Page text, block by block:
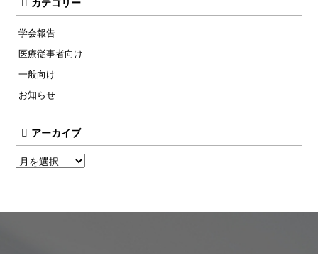
カテゴリー
学会報告
医療従事者向け
一般向け
お知らせ
アーカイブ